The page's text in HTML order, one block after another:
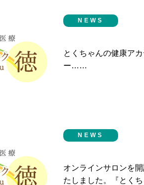
NEWS
とくちゃんの健康アカ
ー……
NEWS
オンラインサロンを
たしました。『とく